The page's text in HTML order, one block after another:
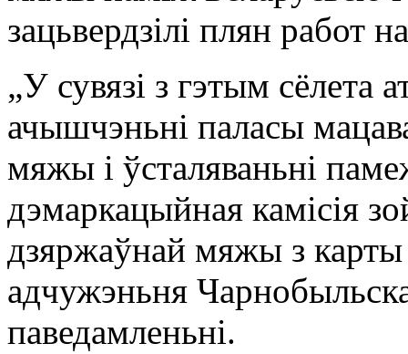
зацьвердзілі плян работ
„У сувязі з гэтым
ачышчэньні паласы
мяжы і ўсталяваньні
дэмаркацыйная камісія
дзяржаўнай мяжы з карты
адчужэньня
паведамленьні.